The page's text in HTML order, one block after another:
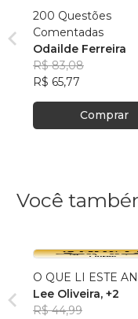
200 Questões
Comentadas
Odailde Ferreira
R$ 83,08
R$ 65,77
Comprar
Você
O QUE LI ESTE
Lee Oliveira, +2
R$ 44,99